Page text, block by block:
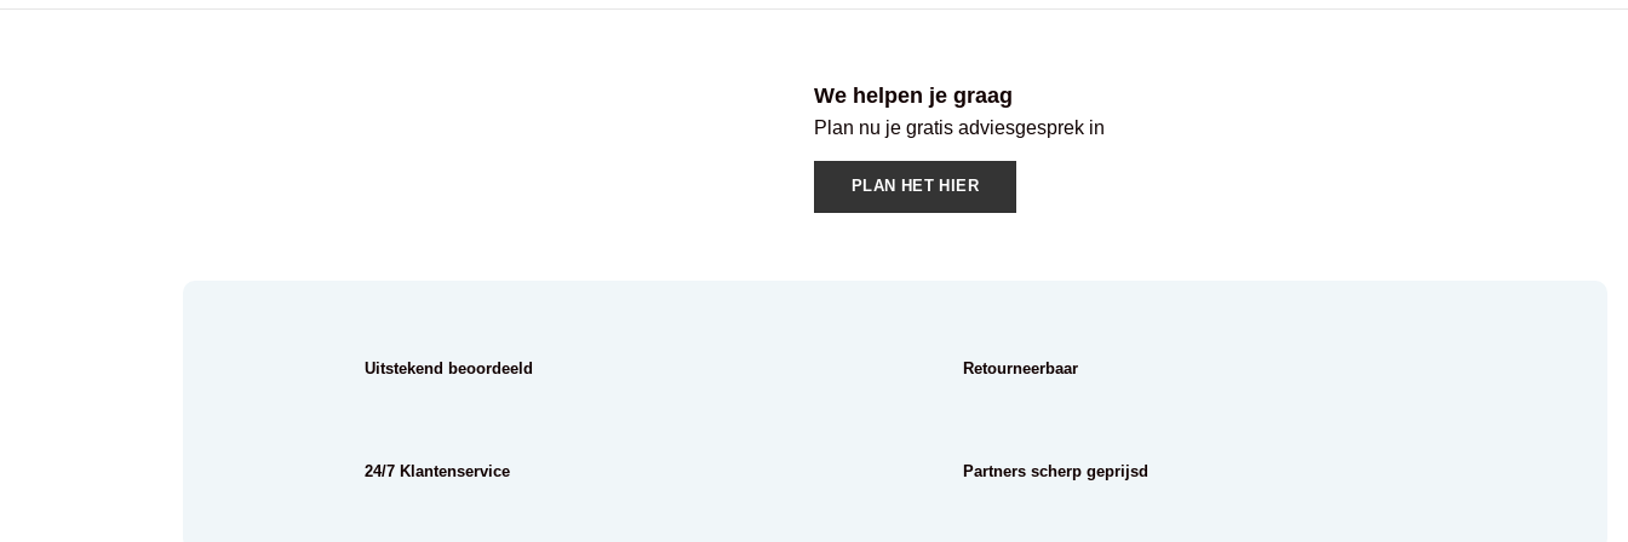
We helpen je graag
Plan nu je gratis adviesgesprek in
PLAN HET HIER
Uitstekend beoordeeld
24/7 Klantenservice
Retourneerbaar
Partners scherp geprijsd